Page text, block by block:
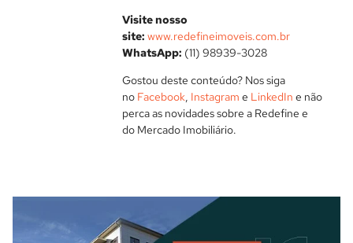
Visite nosso
site: www.redefineimoveis.com.br
WhatsApp: (11) 98939-3028
Gostou deste conteúdo? Nos siga
no Facebook, Instagram e LinkedIn e não
perca as novidades sobre a Redefine e
do Mercado Imobiliário.